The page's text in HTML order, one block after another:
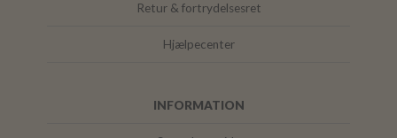
Retur & fortrydelsesret
Hjælpecenter
INFORMATION